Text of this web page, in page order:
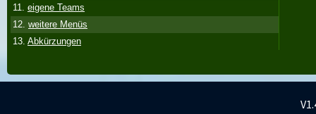
11. eigene Teams
12. weitere Menüs
13. Abkürzungen